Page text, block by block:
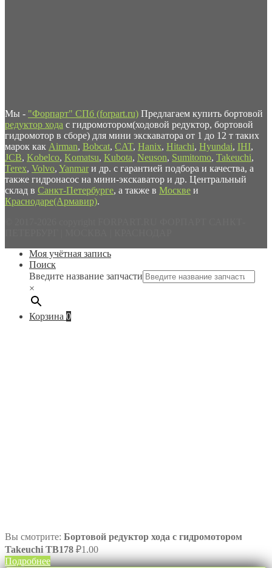
Мы - "Форпарт" СПб (forpart.ru) Предлагаем купить бортовой
редуктор хода с гидромотором(ходовой редуктор, бортовой
гидромотор в сборе) для мини экскаватора от 1 до 12 т таких
марок как Airman, Bobcat, CAT, Hanix, Hitachi, Hyundai, IHI,
JCB, Kobelco, Komatsu, Kubota, Neuson, Sumitomo, Takeuchi,
Terex, Volvo, Yanmar и др. с гарантией подбора и качества, а
также гидронасос на мини-экскаватор и др. Центральный
склад в Санкт-Петербурге, а также в Москве и
Краснодаре(Армавир).
Моя учётная запись
Поиск
Введите название запчасти
×
Корзина 0
Вы смотрите: Бортовой редуктор хода с гидромотором
Takeuchi TB178 ₽1.00
Подробнее